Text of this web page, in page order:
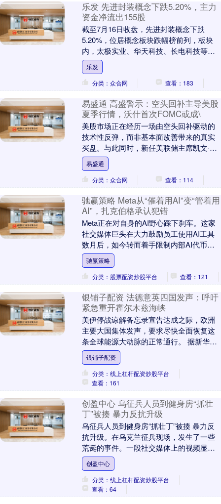
乐发 先进封装概念下跌5.20%，主力
资金净流出155股
截至7月16日收盘，先进封装概念下跌
5.20%，位居概念板块跌幅榜前列，板块
内，太极实业、华天科技、长电科技等跌
停，利安隆、利扬芯片、艾森股份等跌幅
居前，股价上....
乐发
分类：众合网
查看：183
易盛通 高盛警示：空头回补主导美股
夏季行情，沃什首次FOMC或成\
美股市场正在经历一场由空头回补驱动的
技术性反弹，而非基本面改善带来的真实
买盘。与此同时，新任美联储主席凯文·沃
什即将主持其首次FOMC会议，面对通胀
与就业数据相....
易盛通
分类：众合网
查看：114
驰赢策略 Meta从“催着用AI”变“管着用
AI”，扎克伯格承认犯错
Meta正在对自身的AI野心踩下刹车。这家
社交媒体巨头在大力鼓励员工使用AI工具
数月后，如今转而着手限制内部AI代币
（token）消耗，并着手收拾一场因激进重
组....
驰赢策略
分类：股票配资炒股平台
查看：121
银铺子配资 法德意英四国发声：呼吁
紧急重开霍尔木兹海峡
美伊停战谅解备忘录宣告达成之际，欧洲
主要大国集体发声，要求尽快全面恢复这
条全球能源大动脉的正常通行。 据新华社
报道，法国、德国、意大利和英国四国领
导人发表联合声....
银铺子配资
分类：线上杠杆配资炒股平台
查看：161
创盈中心 乌征兵人员到健身房“抓壮
丁”被揍 暴力反抗升级
乌征兵人员到健身房“抓壮丁”被揍 暴力反
抗升级。在乌克兰征兵现场，发生了一些
荒诞的事件。一段社交媒体上的视频显
示，在一家拳击俱乐部里，几名戴着拳击
手套和头盔的年....
创盈中心
分类：线上杠杆配资炒股平台
查看：64